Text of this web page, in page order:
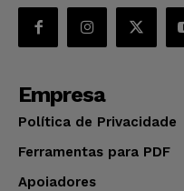
Empresa
Política de Privacidade
Ferramentas para PDF
Apoiadores